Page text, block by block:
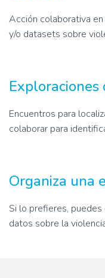
Acción colaborativa en
y/o datasets sobre
Exploraciones
Encuentros para
colaborar para
Organiza una
Si lo prefieres,
datos sobre la